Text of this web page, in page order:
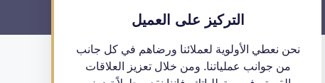
التركيز على العميل
نحن نعطي الأولوية لعملائنا ورضاهم في كل جانب
من جوانب عملياتنا. ومن خلال تعزيز العلاقات